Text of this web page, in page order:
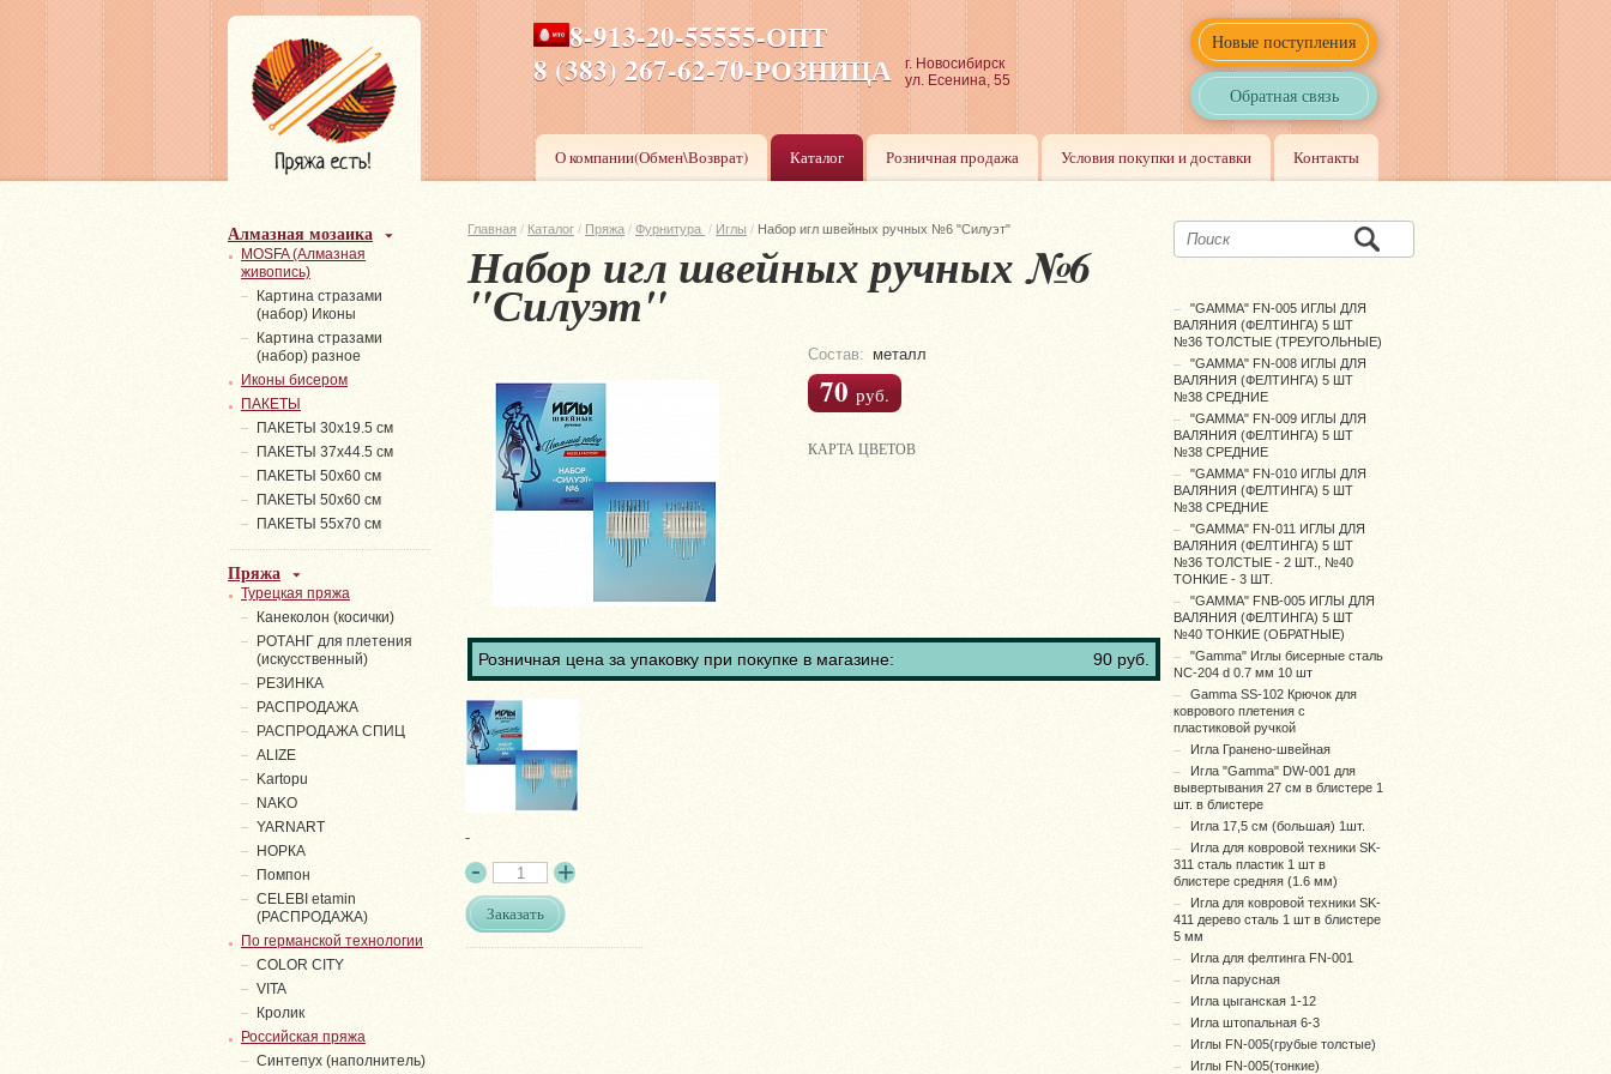
Новые поступления
Обратная связь
8-913-20-55555-ОПТ
8 (383) 267-62-70-РОЗНИЦА
ПН-ПТ 8-17,СБ-ВС 9-17
г. Новосибирск
ул. Есенина, 55
О компании(Обмен\Возврат) Каталог Розничная продажа Условия покупки и доставки Контакты
Главная / Каталог / Пряжа / Фурнитура / Иглы / Набор игл швейных ручных №6 "Силуэт"
Набор игл швейных ручных №6
"Силуэт"
Состав: металл
70руб.
КАРТА ЦВЕТОВ
Розничная цена за упаковку при покупке в магазине: 90 руб.
-
Заказать
Алмазная мозаика
MOSFA (Алмазная
живопись)
Картина стразами
(набор) Иконы
Картина стразами
(набор) разное
Иконы бисером
ПАКЕТЫ
ПАКЕТЫ 30х19.5 см
ПАКЕТЫ 37х44.5 см
ПАКЕТЫ 50х60 см
ПАКЕТЫ 50х60 см
ПАКЕТЫ 55х70 см
Пряжа
Турецкая пряжа
Канеколон (косички)
РОТАНГ для плетения
(искусственный)
PЕЗИНКА
РАСПРОДАЖА
РАСПРОДАЖА СПИЦ
ALIZE
Kartopu
NAKO
YARNART
НОРКА
Помпон
СELEBI etamin
(РАСПРОДАЖА)
По германской технологии
COLOR CITY
VITA
Кролик
Российская пряжа
Синтепух (наполнитель)
"GAMMA" FN-005 ИГЛЫ ДЛЯ
ВАЛЯНИЯ (ФЕЛТИНГА) 5 ШТ
№36 ТОЛСТЫЕ (ТРЕУГОЛЬНЫЕ)
"GAMMA" FN-008 ИГЛЫ ДЛЯ
ВАЛЯНИЯ (ФЕЛТИНГА) 5 ШТ
№38 СРЕДНИЕ
"GAMMA" FN-009 ИГЛЫ ДЛЯ
ВАЛЯНИЯ (ФЕЛТИНГА) 5 ШТ
№38 СРЕДНИЕ
"GAMMA" FN-010 ИГЛЫ ДЛЯ
ВАЛЯНИЯ (ФЕЛТИНГА) 5 ШТ
№38 СРЕДНИЕ
"GAMMA" FN-011 ИГЛЫ ДЛЯ
ВАЛЯНИЯ (ФЕЛТИНГА) 5 ШТ
№36 ТОЛСТЫЕ - 2 ШТ., №40
ТОНКИЕ - 3 ШТ.
"GAMMA" FNB-005 ИГЛЫ ДЛЯ
ВАЛЯНИЯ (ФЕЛТИНГА) 5 ШТ
№40 ТОНКИЕ (ОБРАТНЫЕ)
"Gamma" Иглы бисерные сталь
NC-204 d 0.7 мм 10 шт
Gamma SS-102 Крючок для
коврового плетения c
пластиковой ручкой
Игла Гранено-швейная
Игла "Gamma" DW-001 для
вывертывания 27 см в блистере 1
шт. в блистере
Игла 17,5 см (большая) 1шт.
Игла для ковровой техники SK-
311 сталь пластик 1 шт в
блистере средняя (1.6 мм)
Игла для ковровой техники SK-
411 дерево сталь 1 шт в блистере
5 мм
Игла для фелтинга FN-001
Игла парусная
Игла цыганская 1-12
Игла штопальная 6-3
Иглы FN-005(грубые толстые)
Иглы FN-005(тонкие)